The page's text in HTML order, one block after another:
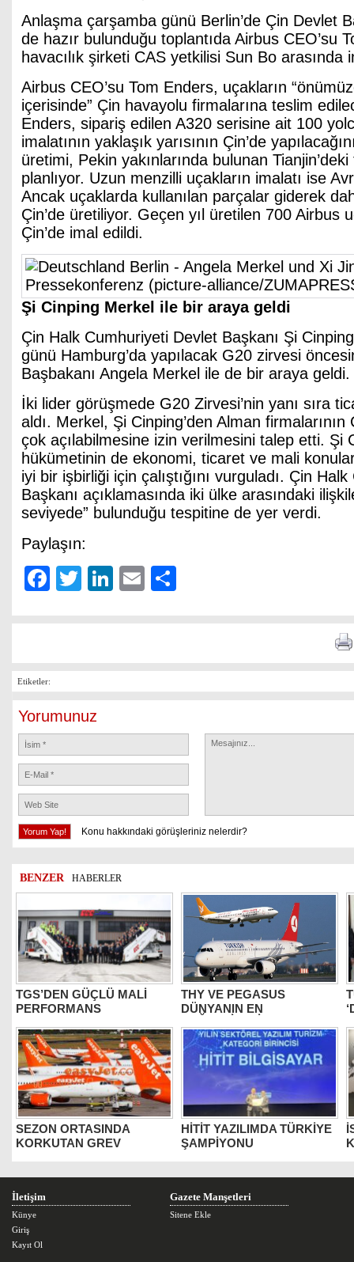
Anlaşma çarşamba günü Berlin’de Çin Devlet
de hazır bulunduğu toplantıda Airbus CEO’su
havacılık şirketi CAS yetkilisi Sun Bo arasında
Airbus CEO’su Tom Enders, uçakların
içerisinde” Çin havayolu firmalarına teslim
Enders, sipariş edilen A320 serisine ait 100
imalatının yaklaşık yarısının Çin’de
üretimi, Pekin yakınlarında bulunan
planlıyor. Uzun menzilli uçakların imalatı ise
Ancak uçaklarda kullanılan parçalar giderek
Çin’de üretiliyor. Geçen yıl üretilen 700 Airbus
Çin’de imal edildi.
Şi Cinping Merkel ile bir araya geldi
Çin Halk Cumhuriyeti Devlet Başkanı Şi
günü Hamburg’da yapılacak G20 zirvesi
Başbakanı Angela Merkel ile de bir araya geldi.
İki lider görüşmede G20 Zirvesi’nin yanı sıra
aldı. Merkel, Şi Cinping’den Alman firmalarının
çok açılabilmesine izin verilmesini talep etti. Şi
hükümetinin de ekonomi, ticaret ve mali
iyi bir işbirliği için çalıştığını vurguladı. Çin
Başkanı açıklamasında iki ülke arasındaki
seviyede” bulunduğu tespitine de yer verdi.
Paylaşın:
Facebook
TwitterLinkedIn
Email
Etiketler:
Yorumunuz
Konu hakkındaki görüşleriniz nelerdir?
BENZER HABERLER
TGS’DEN GÜÇLÜ MALİ
PERFORMANS
THY VE PEGASUS
DÜNYANIN EN
SEZON ORTASINDA
KORKUTAN GREV
HİTİT YAZILIMDA TÜRKİYE
ŞAMPİYONU
İletişim
Künye
Giriş
Kayıt Ol
Gazete Manşetleri
Sitene Ekle